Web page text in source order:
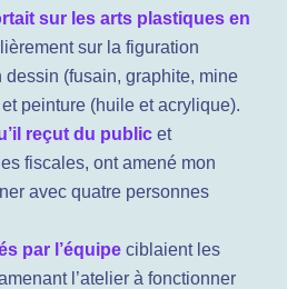
sur les arts plastiques en
sur la figuration
(fusain, graphite, mine
peinture (huile et acrylique).
reçut du public et
fiscales, ont amené mon
avec quatre personnes
par l’équipe ciblaient les
l’atelier à fonctionner